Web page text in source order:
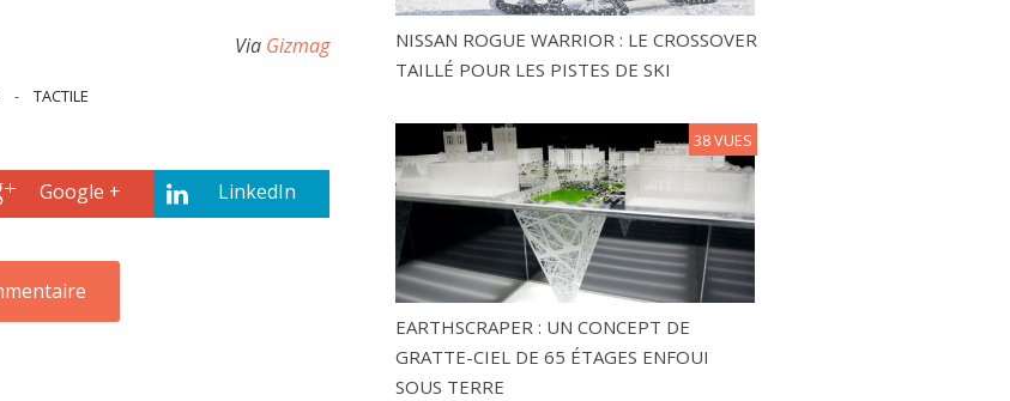
Via Gizmag
- TACTILE
Google + LinkedIn
NISSAN ROGUE WARRIOR : LE CROSSOVER
TAILLÉ POUR LES PISTES DE SKI
EARTHSCRAPER : UN CONCEPT DE
GRATTE-CIEL DE 65 ÉTAGES ENFOUI
SOUS TERRE
38 VUES